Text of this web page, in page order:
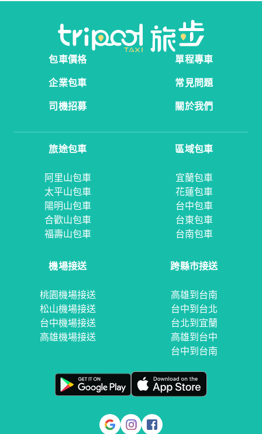
包車價格
單程專車
企業包車
常見問題
司機招募
關於我們
旅途包車
阿里山包車
太平山包車
陽明山包車
合歡山包車
福壽山包車
區域包車
宜蘭包車
花蓮包車
台中包車
台東包車
台南包車
機場接送
桃園機場接送
松山機場接送
台中機場接送
高雄機場接送
跨縣市接送
高雄到台南
台中到台北
台北到宜蘭
高雄到台中
台中到台南